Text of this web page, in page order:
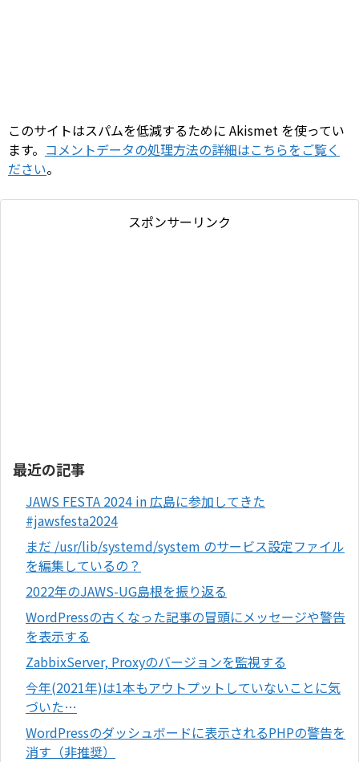
このサイトはスパムを低減するために Akismet を使ってい
ます。 コメントデータの処理方法の詳細はこちらをご覧く
ださい。
スポンサーリンク
最近の記事
JAWS FESTA 2024 in 広島に参加してきた
#jawsfesta2024
まだ /usr/lib/systemd/system のサービス設定ファイル
を編集しているの？
2022年のJAWS-UG島根を振り返る
WordPressの古くなった記事の冒頭にメッセージや警告
を表示する
ZabbixServer, Proxyのバージョンを監視する
今年(2021年)は1本もアウトプットしていないことに気
づいた…
WordPressのダッシュボードに表示されるPHPの警告を
消す（非推奨）